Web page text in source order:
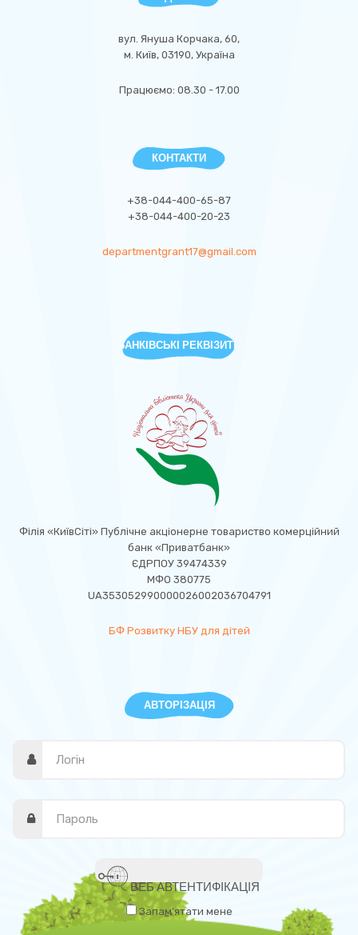
вул. Януша Корчака, 60,
м. Київ, 03190, Україна
Працюємо: 08.30 - 17.00
КОНТАКТИ
+38-044-400-65-87
+38-044-400-20-23
departmentgrant17@gmail.com
БАНКІВСЬКІ РЕКВІЗИТИ
Філія «КиївСіті» Публічне акціонерне товариство комерційний
банк «Приватбанк»
ЄДРПОУ 39474339
МФО 380775
UA353052990000026002036704791
БФ Розвитку НБУ для дітей
АВТОРІЗАЦІЯ
ВЕБ АВТЕНТИФІКАЦІЯ
Запам'ятати мене